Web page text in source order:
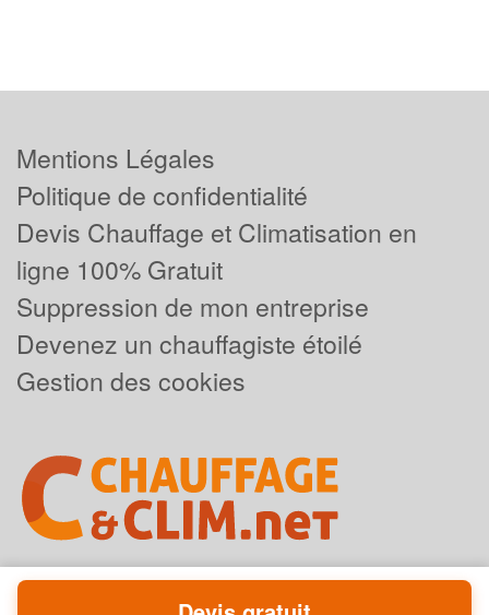
Mentions Légales
Politique de confidentialité
Devis Chauffage et Climatisation en
ligne 100% Gratuit
Suppression de mon entreprise
Devenez un chauffagiste étoilé
Gestion des cookies